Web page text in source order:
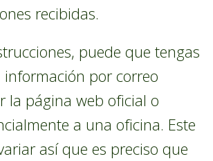
recibidas.
puede que tengas
por correo
la página web oficial o
a una oficina. Este
así que es preciso que